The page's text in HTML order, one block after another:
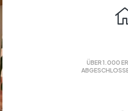
ÜBER 1.000